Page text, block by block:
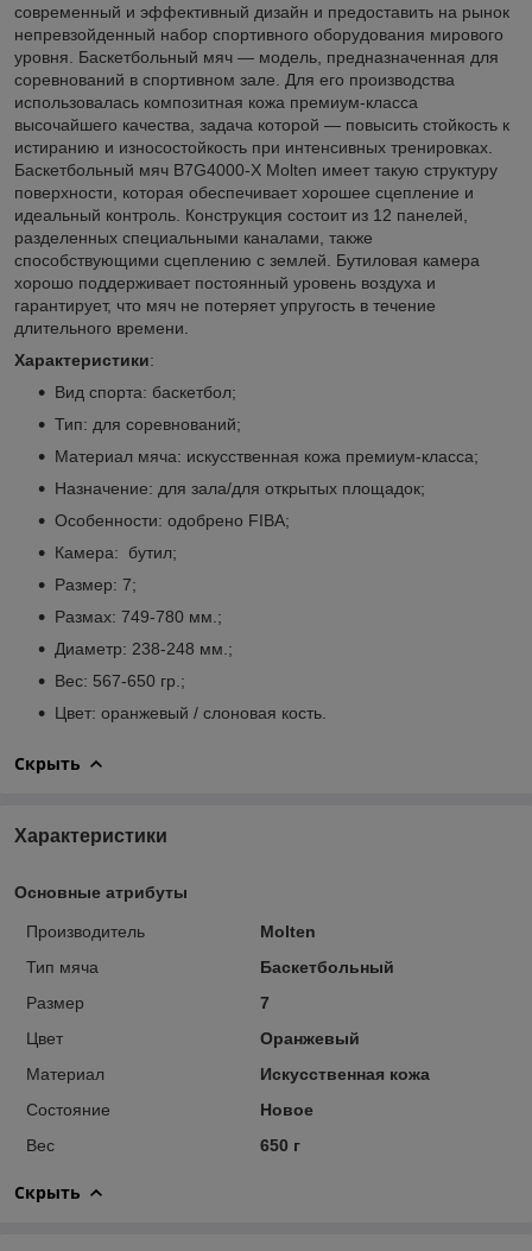
современный и эффективный дизайн и предоставить на рынок
непревзойденный набор спортивного оборудования мирового
уровня. Баскетбольный мяч — модель, предназначенная для
соревнований в спортивном зале. Для его производства
использовалась композитная кожа премиум-класса
высочайшего качества, задача которой — повысить стойкость к
истиранию и износостойкость при интенсивных тренировках.
Баскетбольный мяч B7G4000-X Molten имеет такую структуру
поверхности, которая обеспечивает хорошее сцепление и
идеальный контроль. Конструкция состоит из 12 панелей,
разделенных специальными каналами, также
способствующими сцеплению с землей. Бутиловая камера
хорошо поддерживает постоянный уровень воздуха и
гарантирует, что мяч не потеряет упругость в течение
длительного времени.
Характеристики:
Вид спорта: баскетбол;
Тип: для соревнований;
Материал мяча: искусственная кожа премиум-класса;
Назначение: для зала/для открытых площадок;
Особенности: одобрено FIBA;
Камера: бутил;
Размер: 7;
Размах: 749-780 мм.;
Диаметр: 238-248 мм.;
Вес: 567-650 гр.;
Цвет: оранжевый / слоновая кость.
Скрыть
Характеристики
Основные атрибуты
Производитель
Molten
Тип мяча
Баскетбольный
Размер
7
Цвет
Оранжевый
Материал
Искусственная кожа
Состояние
Новое
Вес
650 г
Скрыть